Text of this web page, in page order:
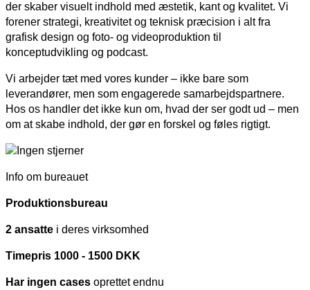
der skaber visuelt indhold med æstetik, kant og kvalitet. Vi
forener strategi, kreativitet og teknisk præcision i alt fra
grafisk design og foto- og videoproduktion til
konceptudvikling og podcast.
Vi arbejder tæt med vores kunder – ikke bare som
leverandører, men som engagerede samarbejdspartnere.
Hos os handler det ikke kun om, hvad der ser godt ud – men
om at skabe indhold, der gør en forskel og føles rigtigt.
Info om bureauet
Produktionsbureau
2 ansatte i deres virksomhed
Timepris 1000 - 1500 DKK
Har ingen cases oprettet endnu